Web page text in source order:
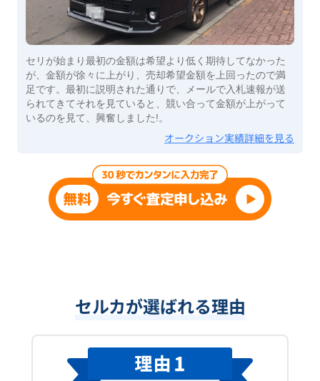
セリが始まり最初の金額は希望より低く期待してなかった
が、金額が徐々に上がり、売却希望金額を上回ったので満
足です。最初に説明された通りで、メールで入札速報が送
られてきてそれを見ていると、競い合って金額が上がって
いるのを見て、興奮しました!。
オークション実績詳細を見る
セルカが選ばれる理由